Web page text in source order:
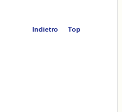
Indietro
Top